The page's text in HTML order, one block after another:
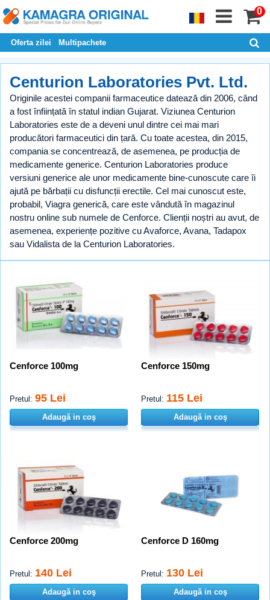
0
Oferta zilei Multipachete
Centurion Laboratories Pvt. Ltd.
Originile acestei companii farmaceutice datează din 2006, când
a fost înființată în statul indian Gujarat. Viziunea Centurion
Laboratories este de a deveni unul dintre cei mai mari
producători farmaceutici din țară. Cu toate acestea, din 2015,
compania se concentrează, de asemenea, pe producția de
medicamente generice. Centurion Laboratories produce
versiuni generice ale unor medicamente bine-cunoscute care îi
ajută pe bărbații cu disfuncții erectile. Cel mai cunoscut este,
probabil, Viagra generică, care este vândută în magazinul
nostru online sub numele de Cenforce. Clienții noștri au avut, de
asemenea, experiențe pozitive cu Avaforce, Avana, Tadapox
sau Vidalista de la Centurion Laboratories.
Cenforce 100mg
Pretul: 95 Lei
Adaugă in coş
Cenforce 150mg
Pretul: 115 Lei
Adaugă in coş
Cenforce 200mg
Pretul: 140 Lei
Adaugă in coş
Cenforce D 160mg
Pretul: 130 Lei
Adaugă in coş